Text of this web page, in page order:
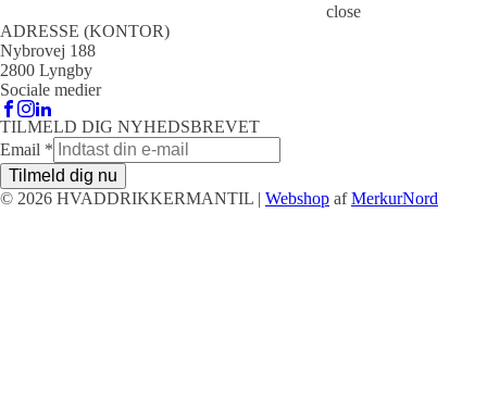
close
ADRESSE (KONTOR)
Nybrovej 188
2800 Lyngby
Sociale medier
TILMELD DIG NYHEDSBREVET
Email *
Tilmeld dig nu
© 2026 HVADDRIKKERMANTIL | Webshop afMerkurNord